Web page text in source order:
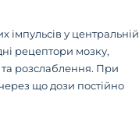
імпульсів у центральній
рецептори мозку,
розслаблення. При
що дози постійно